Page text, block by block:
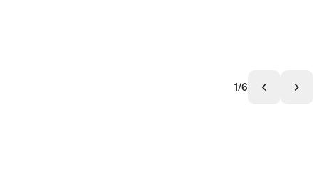
1/6